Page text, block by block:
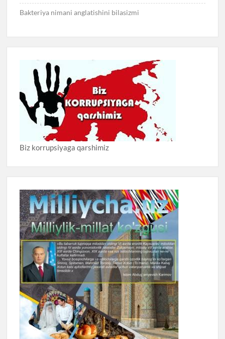
Bakteriya nimani anglatishini bilasizmi
Biz korrupsiyaga qarshimiz